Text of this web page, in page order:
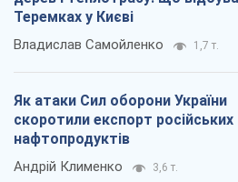
Теремках у Києві
Владислав Самойленко 1,7 т.
Як атаки Сил оборони України
скоротили експорт російських
нафтопродуктів
Андрій Клименко 3,6 т.